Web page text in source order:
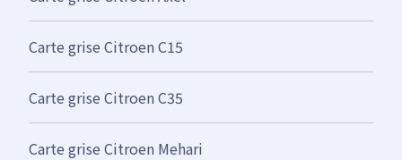
Carte grise Citroen C15
Carte grise Citroen C35
Carte grise Citroen Mehari